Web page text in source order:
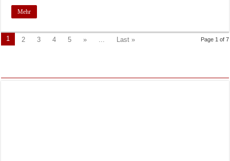
Mehr
Page 1 of 7
1 2 3 4 5 » Last »